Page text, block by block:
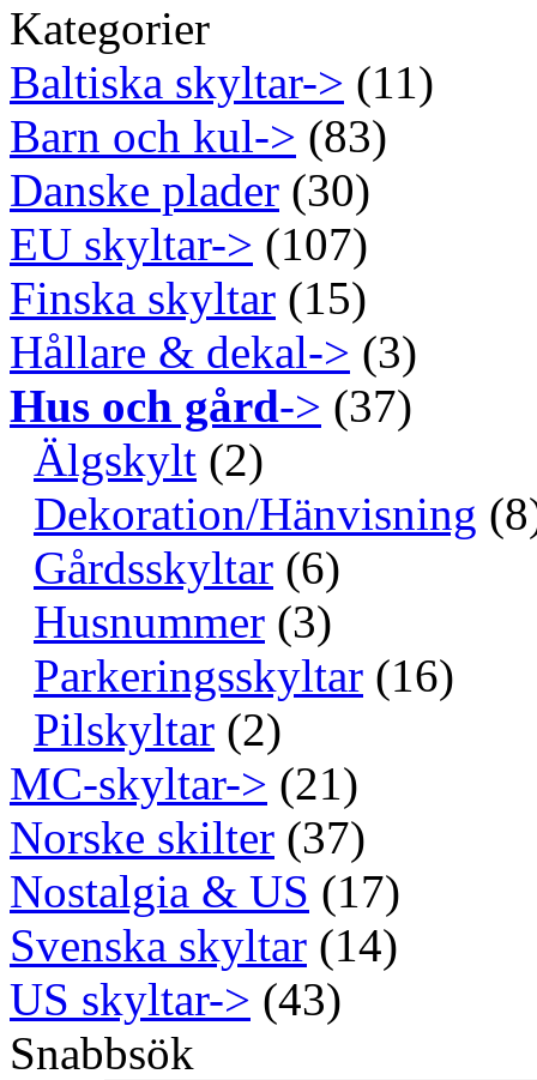
Kategorier
Baltiska skyltar-> (11)
Barn och kul-> (83)
Danske plader (30)
EU skyltar-> (107)
Finska skyltar (15)
Hållare & dekal-> (3)
Hus och gård-> (37)
Älgskylt (2)
Dekoration/Hänvisning
Gårdsskyltar (6)
Husnummer (3)
Parkeringsskyltar (16)
Pilskyltar (2)
MC-skyltar-> (21)
Norske skilter (37)
Nostalgia & US (17)
Svenska skyltar (14)
US skyltar-> (43)
Snabbsök